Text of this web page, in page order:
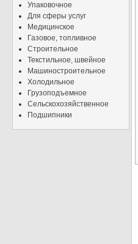
Упаковочное
Для сферы услуг
Медицинское
Газовое, топливное
Строительное
Текстильное, швейное
Машиностроительное
Холодильное
Грузоподъемное
Сельскохозяйственное
Подшипники